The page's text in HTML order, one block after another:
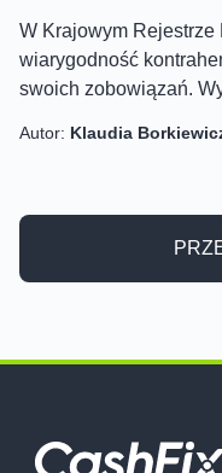
W Krajowym Rejestrze
wiarygodność
swoich zobowiązań.
Autor: Klaudia